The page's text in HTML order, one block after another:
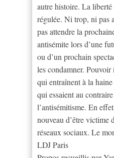
autre histoire. La liberté
régulée. Ni trop, ni pas
pas attendre la
antisémite lors d’une
ou d’un prochain
les condamner.
qui entraînent à la
qui essaient au
l’antisémitisme. En
nouveau d’être victime
réseaux sociaux. Le
LDJ Paris